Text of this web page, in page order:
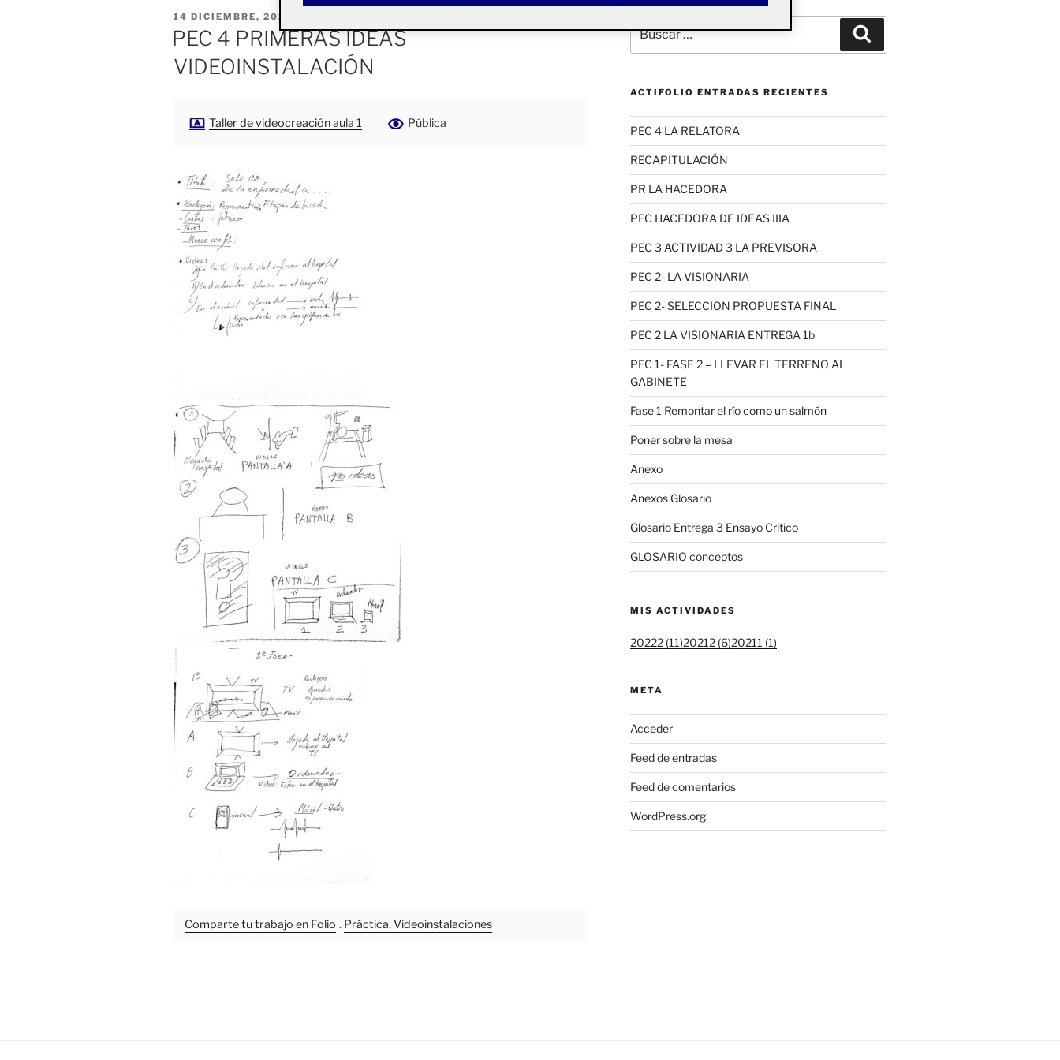
PUBLICADO
EL
14 DICIEMBRE, 2021
PEC 4 PRIMERAS IDEAS
VIDEOINSTALACIÓN
Taller de videocreación aula 1 Pública
Comparte tu trabajo en Folio . Práctica. Videoinstalaciones
por:
ACTIFOLIO ENTRADAS RECIENTES
PEC 4 LA RELATORA
RECAPITULACIÓN
PR LA HACEDORA
PEC HACEDORA DE IDEAS IIIA
PEC 3 ACTIVIDAD 3 LA PREVISORA
PEC 2- LA VISIONARIA
PEC 2- SELECCIÓN PROPUESTA FINAL
PEC 2 LA VISIONARIA ENTREGA 1b
PEC 1- FASE 2 – LLEVAR EL TERRENO AL
GABINETE
Fase 1 Remontar el río como un salmón
Poner sobre la mesa
Anexo
Anexos Glosario
Glosario Entrega 3 Ensayo Crítico
GLOSARIO conceptos
MIS ACTIVIDADES
20222 (11)20212 (6)20211 (1)
META
Acceder
Feed de entradas
Feed de comentarios
WordPress.org